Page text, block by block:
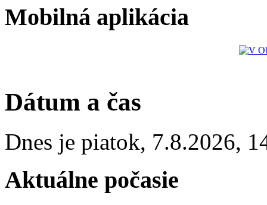
Mobilná aplikácia
Dátum a čas
Dnes je piatok, 7.8.2026,
Aktuálne počasie